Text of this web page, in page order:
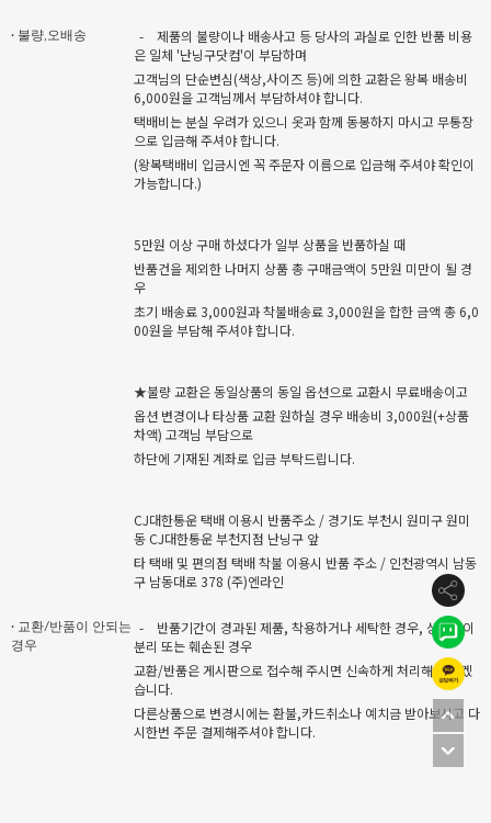
· 불량,오배송 -
제품의 불량이나 배송사고 등 당사의 과실로 인한 반품 비용
은 일체 '난닝구닷컴'이 부담하며
고객님의 단순변심(색상,사이즈 등)에 의한 교환은 왕복 배송비
6,000원을 고객님께서 부담하셔야 합니다.
택배비는 분실 우려가 있으니 옷과 함께 동봉하지 마시고 무통장
으로 입금해 주셔야 합니다.
(왕복택배비 입금시엔 꼭 주문자 이름으로 입금해 주셔야 확인이
가능합니다.)
5만원 이상 구매 하셨다가 일부 상품을 반품하실 때
반품건을 제외한 나머지 상품 총 구매금액이 5만원 미만이 될 경
우
초기 배송료 3,000원과 착불배송료 3,000원을 합한 금액 총 6,0
00원을 부담해 주셔야 합니다.
★불량 교환은 동일상품의 동일 옵션으로 교환시 무료배송이고
옵션 변경이나 타상품 교환 원하실 경우 배송비 3,000원(+상품
차액) 고객님 부담으로
하단에 기재된 계좌로 입금 부탁드립니다.
CJ대한통운 택배 이용시 반품주소 / 경기도 부천시 원미구 원미
동 CJ대한통운 부천지점 난닝구 앞
타 택배 및 편의점 택배 착불 이용시 반품 주소 / 인천광역시 남동
구 남동대로 378 (주)엔라인
· 교환/반품이 안되는
경우
-
반품기간이 경과된 제품, 착용하거나 세탁한 경우, 상품택이
분리 또는 훼손된 경우
교환/반품은 게시판으로 접수해 주시면 신속하게 처리해 드리겠
습니다.
다른상품으로 변경시에는 환불,카드취소나 예치금 받아보시고 다
시한번 주문 결제해주셔야 합니다.